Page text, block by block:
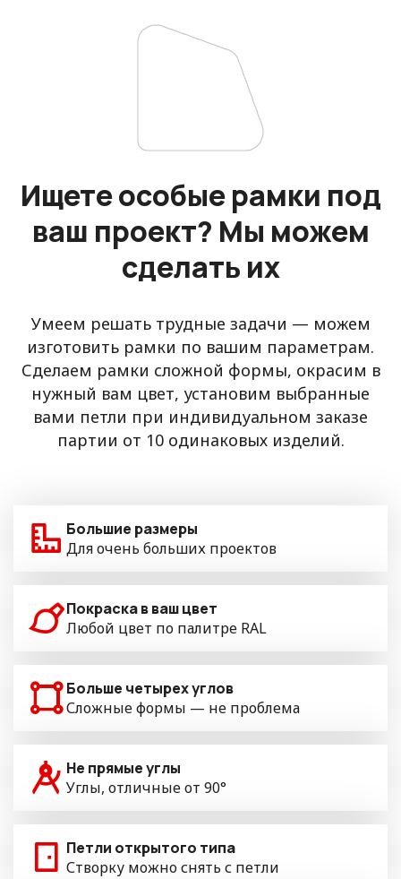
Ищете особые рамки под
ваш проект? Мы можем
сделать их
Умеем решать трудные задачи — можем
изготовить рамки по вашим параметрам.
Сделаем рамки сложной формы, окрасим в
нужный вам цвет, установим выбранные
вами петли при индивидуальном заказе
партии от 10 одинаковых изделий.
Большие размеры
Для очень больших проектов
Покраска в ваш цвет
Любой цвет по палитре RAL
Больше четырех углов
Сложные формы — не проблема
Не прямые углы
Углы, отличные от 90°
Петли открытого типа
Створку можно снять с петли